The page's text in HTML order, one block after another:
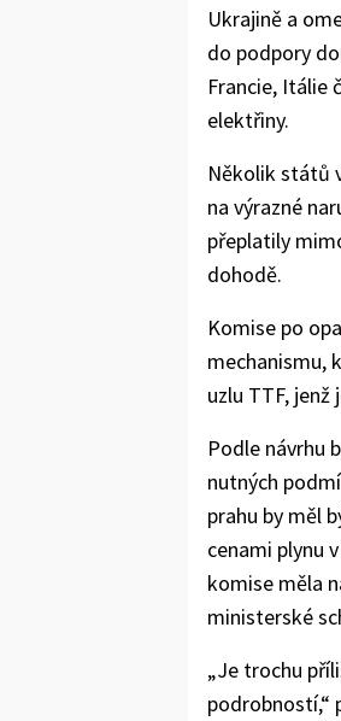
Ukrajině a
do podpory
Francie, Itálie
elektřiny.
Několik států
na výrazné
přeplatily
dohodě.
Komise po
mechanismu,
uzlu TTF, jenž
Podle návrhu
nutných
prahu by měl
cenami plynu
komise měla
ministerské
„Je trochu
podrobností,“